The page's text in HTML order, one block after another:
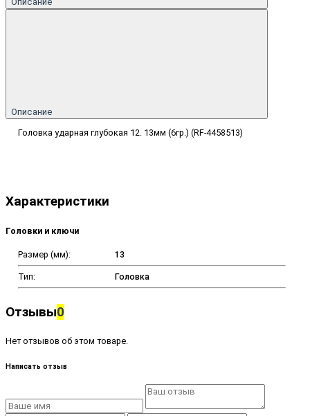
Описание
Головка ударная глубокая 12. 13мм (6гр.) (RF-4458513)
Характеристики
Головки и ключи
Размер (мм): 13
Тип: Головка
Отзывы0
Нет отзывов об этом товаре.
Написать отзыв